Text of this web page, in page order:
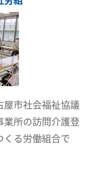
屋市社会福祉協議
所の訪問介護登
る労働組合で